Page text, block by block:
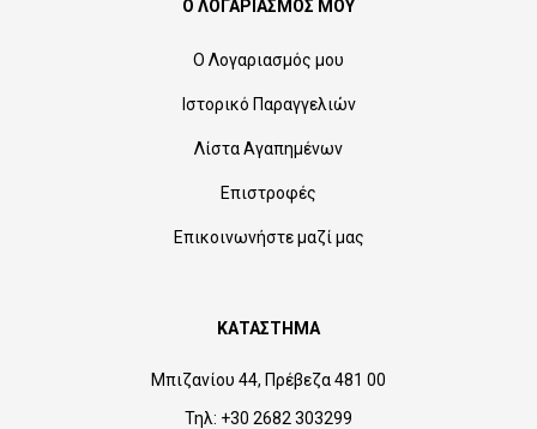
Ο ΛΟΓΑΡΙΑΣΜΟΣ ΜΟΥ
Ο Λογαριασμός μου
Ιστορικό Παραγγελιών
Λίστα Αγαπημένων
Επιστροφές
Επικοινωνήστε μαζί μας
ΚΑΤΑΣΤΗΜΑ
Μπιζανίου 44, Πρέβεζα 481 00
Τηλ: +30 2682 303299